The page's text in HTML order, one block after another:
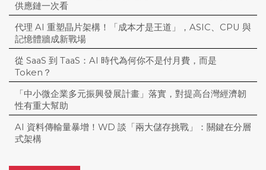
供應鏈一次看
代理 AI 重塑晶片架構！「成本才是王道」，ASIC、CPU 與
記憶體牆成新戰場
從 SaaS 到 TaaS：AI 時代為何你不是付月費，而是
Token？
「中小微企業多元振興發展計畫」落實，對提高台灣經濟韌
性有重大幫助
AI 資料傳輸量暴增！WD 談「兩大儲存挑戰」：關鍵在分層
式架構